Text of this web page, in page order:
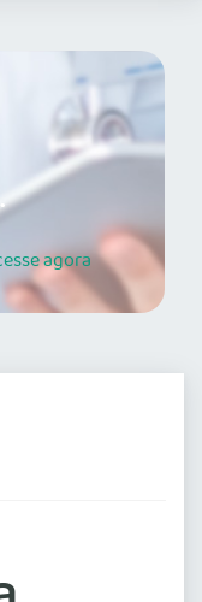
agora